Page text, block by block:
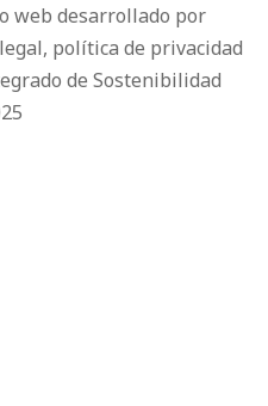
web desarrollado por
política de privacidad
de Sostenibilidad